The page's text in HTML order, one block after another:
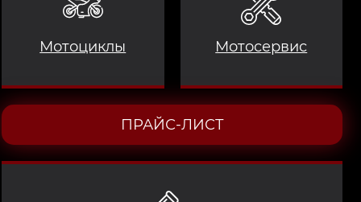
Мотоциклы Мотосервис
ПРАЙС-ЛИСТ